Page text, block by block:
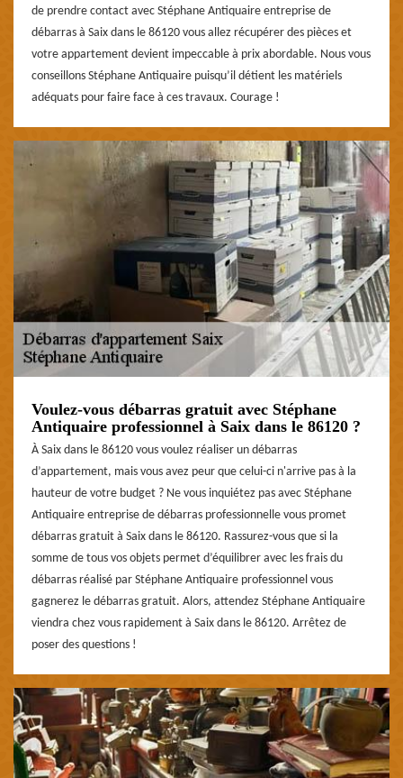
de prendre contact avec Stéphane Antiquaire entreprise de
débarras à Saix dans le 86120 vous allez récupérer des pièces et
votre appartement devient impeccable à prix abordable. Nous vous
conseillons Stéphane Antiquaire puisqu’il détient les matériels
adéquats pour faire face à ces travaux. Courage !
Voulez-vous débarras gratuit avec Stéphane
Antiquaire professionnel à Saix dans le 86120 ?
À Saix dans le 86120 vous voulez réaliser un débarras
d’appartement, mais vous avez peur que celui-ci n'arrive pas à la
hauteur de votre budget ? Ne vous inquiétez pas avec Stéphane
Antiquaire entreprise de débarras professionnelle vous promet
débarras gratuit à Saix dans le 86120. Rassurez-vous que si la
somme de tous vos objets permet d’équilibrer avec les frais du
débarras réalisé par Stéphane Antiquaire professionnel vous
gagnerez le débarras gratuit. Alors, attendez Stéphane Antiquaire
viendra chez vous rapidement à Saix dans le 86120. Arrêtez de
poser des questions !